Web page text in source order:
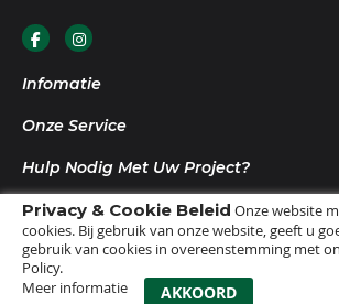
Privacy & Cookie Beleid Onze website
cookies. Bij gebruik van onze website, geeft u
gebruik van cookies in overeenstemming met
Policy.
Meer informatie
AKKOORD
Infomatie
Onze Service
Hulp Nodig Met Uw Project?
Nieuwsbrief Ontvangen?